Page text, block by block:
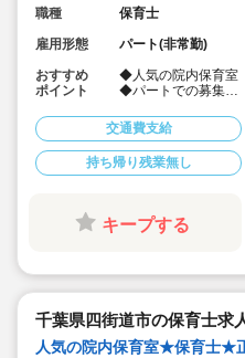
職種
保育士
雇用形態
パート(非常勤)
おすすめ
ポイント
◆人気の院内保育室
◆パートでの募集
◆「四街道駅」徒歩
◆車通勤可
交通費支給
持ち帰り残業無し
キープする
千葉県四街道市の保育士求
人気の院内保育室★保育士★